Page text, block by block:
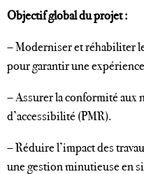
Objectif global du projet :
– Moderniser et réhabiliter
pour garantir une
– Assurer la conformité aux
d’accessibilité (PMR).
– Réduire l’impact des
une gestion minutieuse en